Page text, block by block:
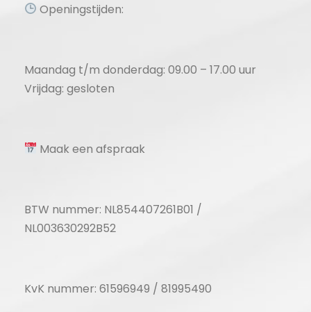
Openingstijden:
Maandag t/m donderdag: 09.00 – 17.00 uur
Vrijdag: gesloten
Maak een afspraak
BTW nummer: NL854407261B01 /
NL003630292B52
KvK nummer: 61596949 / 81995490